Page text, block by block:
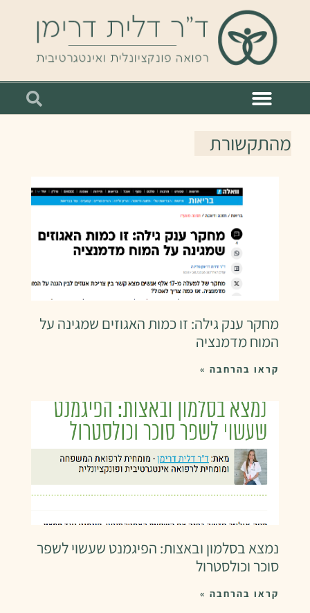
מהתקשורת
מחקר ענק גילה: זו כמות האגוזים שמגינה על
המוח מדמנציה
קראו בהרחבה »
נמצא בסלמון ובאצות: הפיגמנט שעשוי לשפר
סוכר וכולסטרול
קראו בהרחבה »